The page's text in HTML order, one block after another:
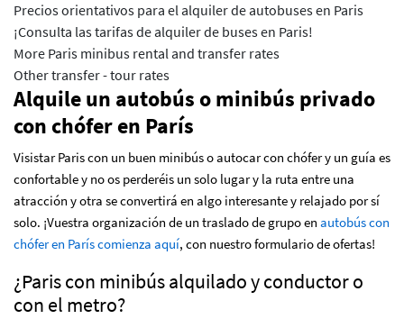
Precios orientativos para el alquiler de autobuses en Paris
¡Consulta las tarifas de alquiler de buses en Paris!
More Paris minibus rental and transfer rates
Other transfer - tour rates
Alquile un autobús o minibús privado
con chófer en París
Visistar Paris con un buen minibús o autocar con chófer y un guía es
confortable y no os perderéis un solo lugar y la ruta entre una
atracción y otra se convertirá en algo interesante y relajado por sí
solo. ¡Vuestra organización de un traslado de grupo en autobús con
chófer en París comienza aquí, con nuestro formulario de ofertas!
¿Paris con minibús alquilado y conductor o
con el metro?